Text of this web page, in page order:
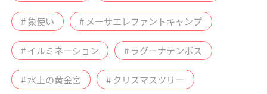
# 象使い # メーサエレファントキャンプ
# イルミネーション # ラグーナテンボス
# 水上の黄金宮 # クリスマスツリー